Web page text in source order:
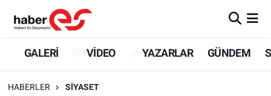
GALERİ VİDEO YAZARLAR GÜNDEM
HABERLER SİYASET
GALERİ
Eskişehir Nöbetçi Eczaneler